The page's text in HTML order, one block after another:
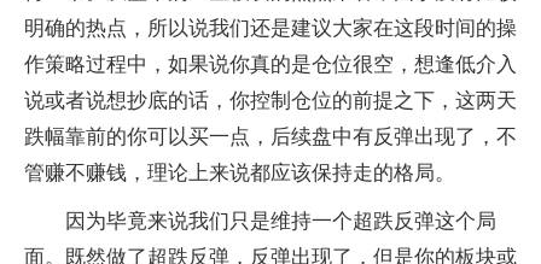
明确的热点，所以说我们还是建议大家在这段时间的操
作策略过程中，如果说你真的是仓位很空，想逢低介入
说或者说想抄底的话，你控制仓位的前提之下，这两天
跌幅靠前的你可以买一点，后续盘中有反弹出现了，不
管赚不赚钱，理论上来说都应该保持走的格局。
因为毕竟来说我们只是维持一个超跌反弹这个局
面。既然做了超跌反弹，反弹出现了，但是你的板块或